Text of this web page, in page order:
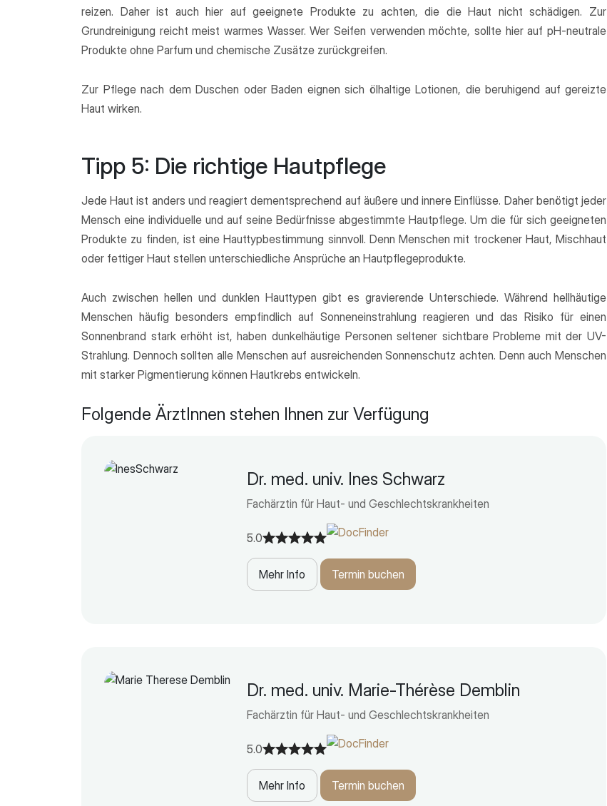
reizen. Daher ist auch hier auf geeignete Produkte zu achten, die die Haut nicht schädigen. Zur
Grundreinigung reicht meist warmes Wasser. Wer Seifen verwenden möchte, sollte hier auf pH-neutrale
Produkte ohne Parfum und chemische Zusätze zurückgreifen.
Zur Pflege nach dem Duschen oder Baden eignen sich ölhaltige Lotionen, die beruhigend auf gereizte
Haut wirken.
Tipp 5: Die richtige Hautpflege
Jede Haut ist anders und reagiert dementsprechend auf äußere und innere Einflüsse. Daher benötigt jeder
Mensch eine individuelle und auf seine Bedürfnisse abgestimmte Hautpflege. Um die für sich geeigneten
Produkte zu finden, ist eine Hauttypbestimmung sinnvoll. Denn Menschen mit trockener Haut, Mischhaut
oder fettiger Haut stellen unterschiedliche Ansprüche an Hautpflegeprodukte.
Auch zwischen hellen und dunklen Hauttypen gibt es gravierende Unterschiede. Während hellhäutige
Menschen häufig besonders empfindlich auf Sonneneinstrahlung reagieren und das Risiko für einen
Sonnenbrand stark erhöht ist, haben dunkelhäutige Personen seltener sichtbare Probleme mit der UV-
Strahlung. Dennoch sollten alle Menschen auf ausreichenden Sonnenschutz achten. Denn auch Menschen
mit starker Pigmentierung können Hautkrebs entwickeln.
Folgende ÄrztInnen stehen Ihnen zur Verfügung
Dr. med. univ. Ines Schwarz
Fachärztin für Haut- und Geschlechtskrankheiten
5.0
Mehr Info Termin buchen
Dr. med. univ. Marie-Thérèse Demblin
Fachärztin für Haut- und Geschlechtskrankheiten
5.0
Mehr Info Termin buchen